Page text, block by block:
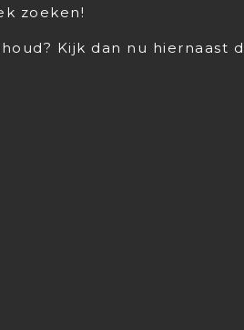
zoeken!
Kijk dan nu hiernaast